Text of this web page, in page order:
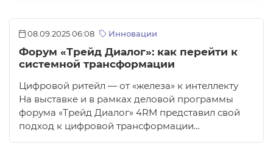
08.09.2025 06:08 Инновации
Форум «Трейд Диалог»: как перейти к
системной трансформации
Цифровой ритейл — от «железа» к интеллекту
На выставке и в рамках деловой программы
форума «Трейд Диалог» 4RM представил свой
подход к цифровой трансформации…